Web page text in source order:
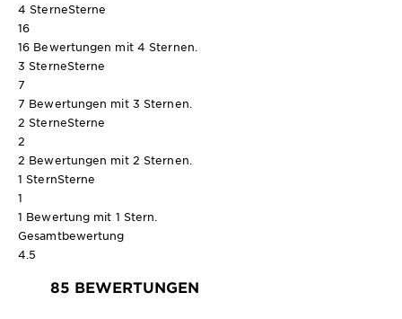
4 SterneSterne
16
16 Bewertungen mit 4 Sternen.
3 SterneSterne
7
7 Bewertungen mit 3 Sternen.
2 SterneSterne
2
2 Bewertungen mit 2 Sternen.
1 SternSterne
1
1 Bewertung mit 1 Stern.
Gesamtbewertung
4.5
85 BEWERTUNGEN